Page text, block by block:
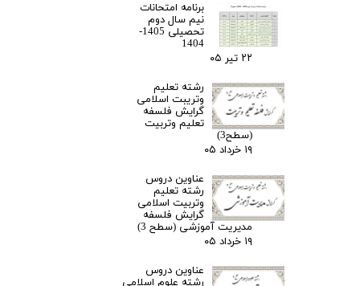
برنامه امتحانات
نیم سال دوم
تحصیلی 1405-
1404
۲۲ تیر ۰۵
رشته تعلیم
وتریبت اسلامی
گرایش فلسفه
تعلیم وتربیت
(سطح3)
۱۹ خرداد ۰۵
عناوین دروس
رشته تعلیم
وتربیت اسلامی
گرایش فلسفه
مدیریت آموزشی (سطح 3)
۱۹ خرداد ۰۵
عناوین دروس
رشته علوم اسلامی